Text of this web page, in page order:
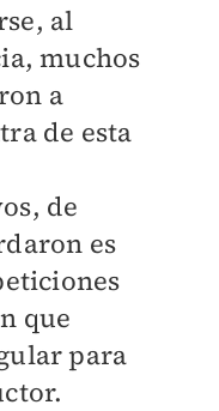
al
muchos
a
de esta
de
es
que
para